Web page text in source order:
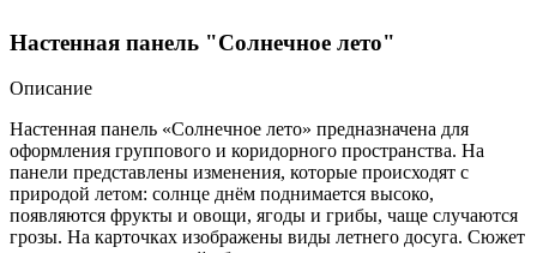
Настенная панель "Солнечное лето"
Описание
Настенная панель «Солнечное лето» предназначена для
оформления группового и коридорного пространства. На
панели представлены изменения, которые происходят с
природой летом: солнце днём поднимается высоко,
появляются фрукты и овощи, ягоды и грибы, чаще случаются
грозы. На карточках изображены виды летнего досуга. Сюжет